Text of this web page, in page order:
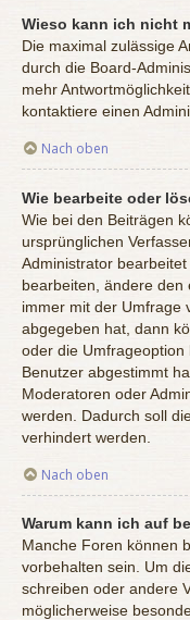
Wieso kann ich nicht
Die maximal zulässige
durch die Board-
mehr
kontaktiere einen
Nach oben
Wie bearbeite oder
Wie bei den Beiträgen
ursprünglichen
Administrator
bearbeiten, ändere den
immer mit der Umfrage
abgegeben hat, dann
oder die Umfrageoption
Benutzer abgestimmt
Moderatoren oder
werden. Dadurch soll
verhindert werden.
Nach oben
Warum kann ich auf
Manche Foren können
vorbehalten sein. Um
schreiben oder andere
möglicherweise